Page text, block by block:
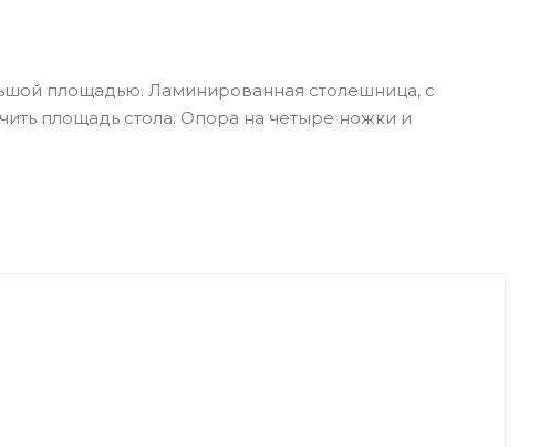
площадью. Ламинированная столешница, с
площадь стола. Опора на четыре ножки и